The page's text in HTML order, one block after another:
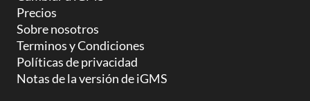
Si tienes una casa o
departamento en renta, es
Precios
Sobre nosotros
Terminos y Condiciones
Políticas de privacidad
Notas de la versión de iGMS